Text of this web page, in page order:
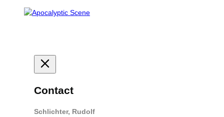
Contact
Schlichter, Rudolf